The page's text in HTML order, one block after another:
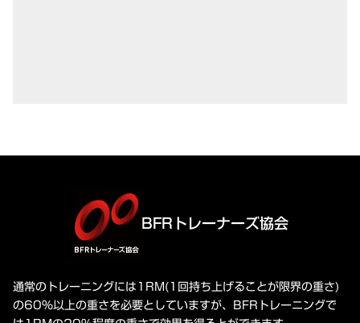
BFRトレーナーズ協会
通常のトレーニングには1RM(1回持ち上げることが限界の重さ)
の60%以上の重さを必要としていますが、BFRトレーニングで